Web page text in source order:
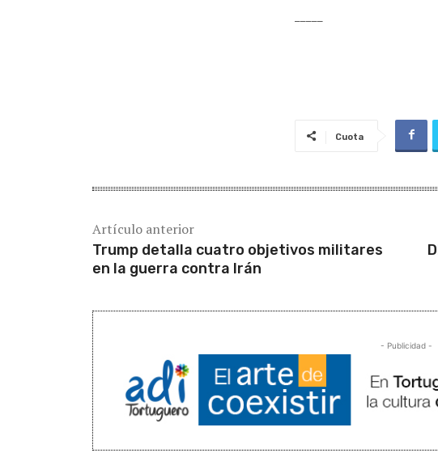
Cuota
Artículo anterior
Trump detalla cuatro objetivos militares
en la guerra contra Irán
- Publicidad -